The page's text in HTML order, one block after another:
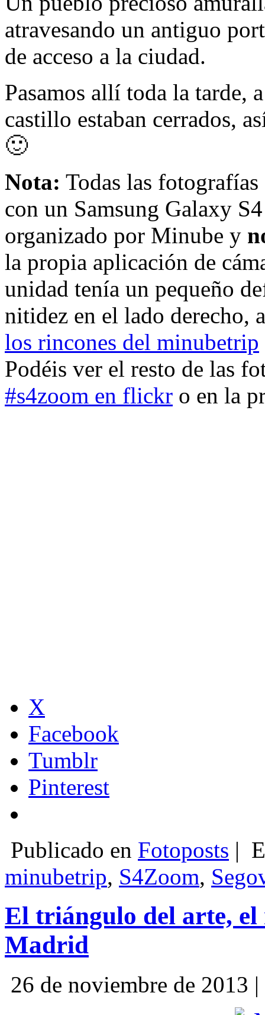
atravesando un antiguo
de acceso a la ciudad.
Pasamos allí toda la tarde,
castillo estaban cerrados,
🙂
Nota: Todas las
con un Samsung Galaxy
organizado por Minube y
la propia aplicación de
unidad tenía un pequeño
nitidez en el lado derecho,
los rincones del minubetrip
Podéis ver el resto de las
#s4zoom en flickr o en la
X
Facebook
Tumblr
Pinterest
Publicado en Fotoposts |
minubetrip, S4Zoom,
El triángulo del arte, el
Madrid
26 de noviembre de 2013 |